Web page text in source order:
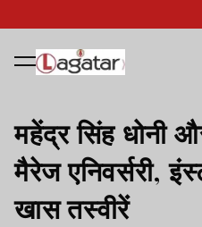
महेंद्र सिंह धोनी
मैरेज एनिवर्सरी,
खास तस्वीरें